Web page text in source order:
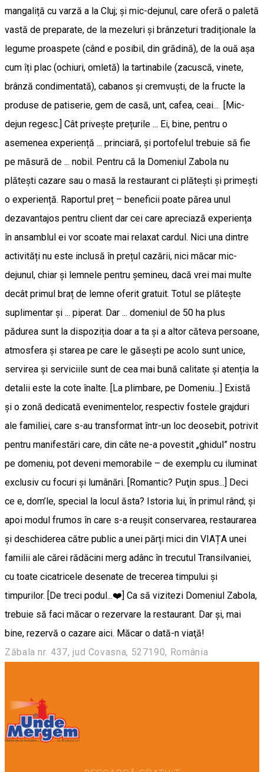
Zăbala nr. 437, jud Covasna, 527190, România